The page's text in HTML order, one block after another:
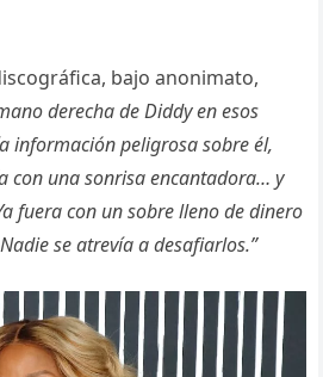
bajo anonimato,
derecha de Diddy en esos
información peligrosa sobre él,
con una sonrisa encantadora… y
fuera con un sobre lleno de dinero
se atrevía a desafiarlos.”